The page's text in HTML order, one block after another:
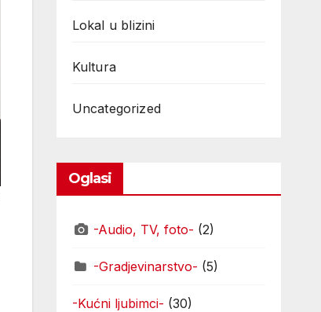
Lokal u blizini
Kultura
Uncategorized
Oglasi
-Audio, TV, foto- (2)
-Gradjevinarstvo- (5)
-Kućni ljubimci- (30)